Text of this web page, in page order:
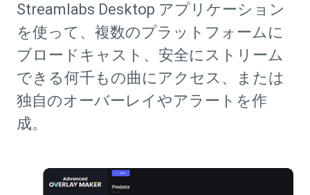
Streamlabs Desktop アプリケーション
を使って、複数のプラットフォームに
ブロードキャスト、安全にストリーム
できる何千もの曲にアクセス、または
独自のオーバーレイやアラートを作
成。